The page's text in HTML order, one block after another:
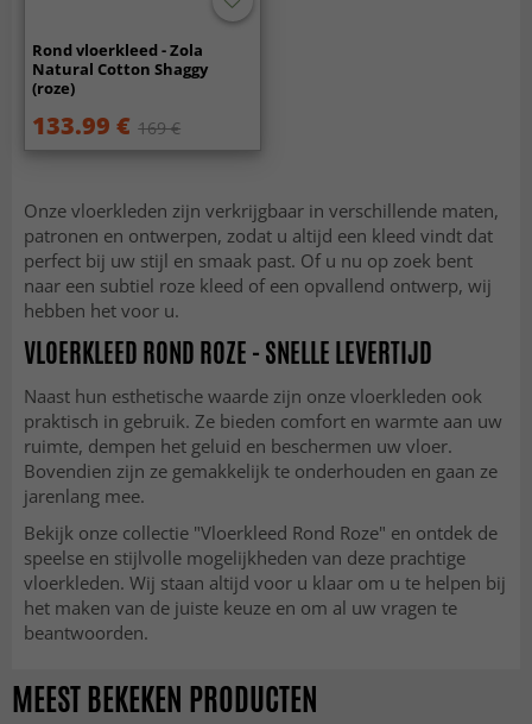
Rond vloerkleed - Zola
Natural Cotton Shaggy
(roze)
133.99 € 169 €
Onze vloerkleden zijn verkrijgbaar in verschillende maten,
patronen en ontwerpen, zodat u altijd een kleed vindt dat
perfect bij uw stijl en smaak past. Of u nu op zoek bent
naar een subtiel roze kleed of een opvallend ontwerp, wij
hebben het voor u.
VLOERKLEED ROND ROZE - SNELLE LEVERTIJD
Naast hun esthetische waarde zijn onze vloerkleden ook
praktisch in gebruik. Ze bieden comfort en warmte aan uw
ruimte, dempen het geluid en beschermen uw vloer.
Bovendien zijn ze gemakkelijk te onderhouden en gaan ze
jarenlang mee.
Bekijk onze collectie "Vloerkleed Rond Roze" en ontdek de
speelse en stijlvolle mogelijkheden van deze prachtige
vloerkleden. Wij staan altijd voor u klaar om u te helpen bij
het maken van de juiste keuze en om al uw vragen te
beantwoorden.
MEEST BEKEKEN PRODUCTEN